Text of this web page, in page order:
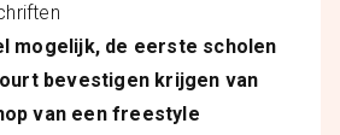
mogelijk, de eerste scholen
bevestigen krijgen van
van een freestyle